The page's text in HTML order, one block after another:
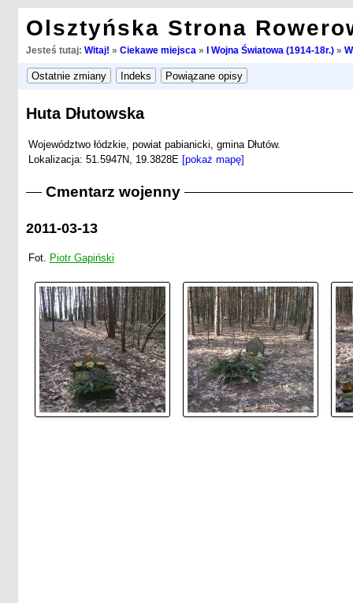
Olsztyńska Strona
Jesteś tutaj: Witaj! » Ciekawe miejsca » I Wojna Światowa (1914-18r.)»
Huta Dłutowska
Województwo łódzkie, powiat pabianicki, gmina Dłutów.
Lokalizacja: 51.5947N, 19.3828E [pokaż mapę]
Cmentarz wojenny
2011-03-13
Fot. Piotr Gapiński